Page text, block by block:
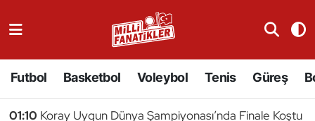
Futbol Basketbol Voleybol Tenis Güreş
01:10 Koray Uygun Dünya Şampiyonası’nda Finale Koştu